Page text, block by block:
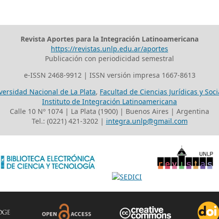
Revista Aportes para la Integración Latinoamericana
https://revistas.unlp.edu.ar/aportes
Publicación con periodicidad semestral
e-ISSN 2468-9912 | ISSN versión impresa 1667-8613
Nacional de La Plata, Facultad de Ciencias Jurídicas y
Instituto de Integración Latinoamericana
Calle 10 Nº 1074 | La Plata (1900) | Buenos Aires | Argentina
Tel.: (0221) 421-3202 | integra.unlp@gmail.com